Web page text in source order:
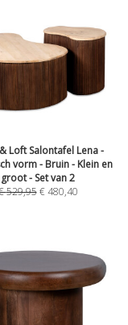
Loft Salontafel Lena -
vorm - Bruin - Klein en
groot - Set van 2
529,95 €480,40